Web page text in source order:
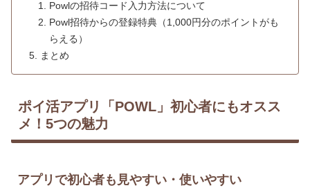
Powlの招待コード入力方法について
Powl招待からの登録特典（1,000円分のポイントがも
らえる）
まとめ
ポイ活アプリ「POWL」初心者にもオスス
メ！5つの魅力
アプリで初心者も見やすい・使いやすい